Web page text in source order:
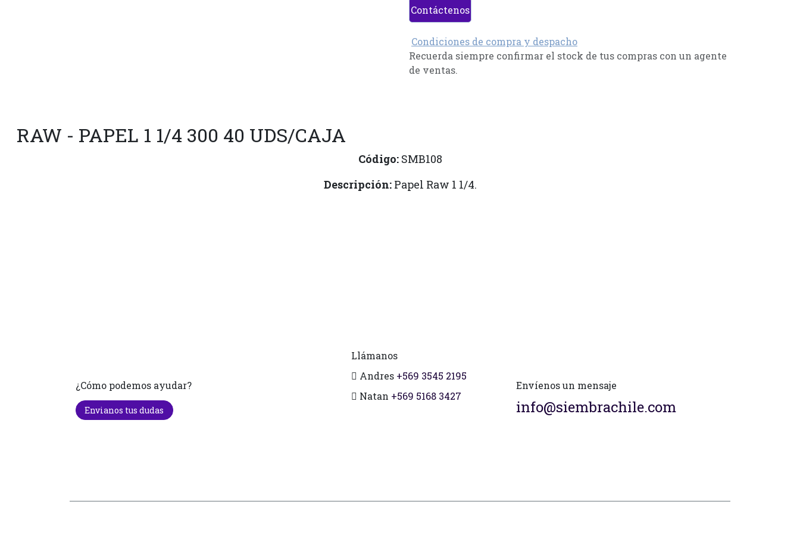
Contáctenos
Condiciones de compra y despacho
Recuerda siempre confirmar el stock de tus compras con un agente
de ventas.
RAW - PAPEL 1 1/4 300 40 UDS/CAJA
Código:SMB108
Descripción:Papel Raw 1 1/4.
¿Cómo podemos ayudar?
Envianos tus dudas
Llámanos
Andres +569 3545 2195
Natan +569 5168 3427
Envíenos un mensaje
info@siembrachile.com